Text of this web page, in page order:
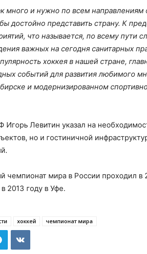
много и нужно по всем
достойно представить страну. К
что называется, по всему пути
важных на сегодня санитарных
хоккея в нашей стране,
событий для развития любимого
и модернизированном
Левитин указал на
но и гостиничной
чемпионат мира в России проходил
2013 году в Уфе.
хоккей чемпионат мира